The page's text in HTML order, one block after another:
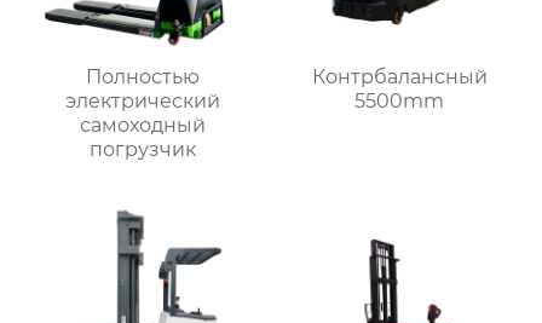
Полностью
электрический
самоходный
погрузчик
Контрбалансный
5500mm